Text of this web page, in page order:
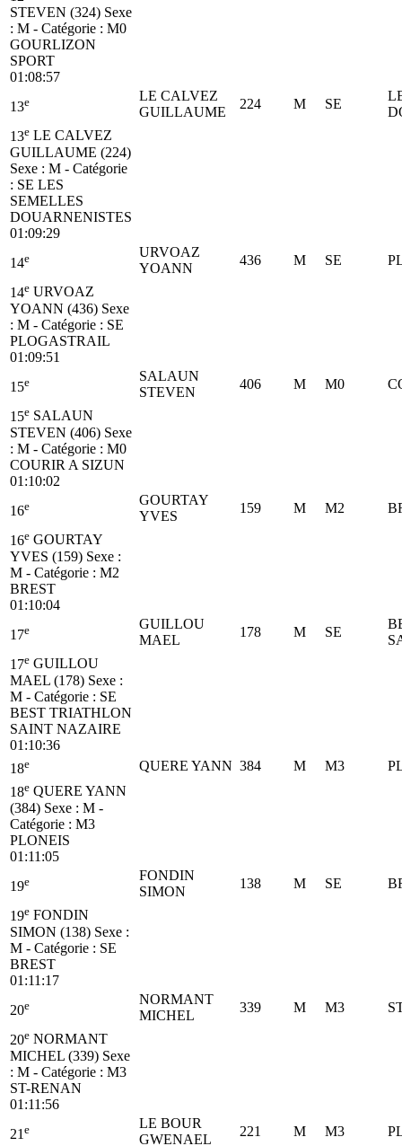
STEVEN (324) Sexe
: M - Catégorie : M0
GOURLIZON
SPORT
01:08:57
13e
LE CALVEZ
GUILLAUME
224 M SE
13e LE CALVEZ
GUILLAUME (224)
Sexe : M - Catégorie
: SE LES
SEMELLES
DOUARNENISTES
01:09:29
14e
URVOAZ
YOANN
436 M SE
14e URVOAZ
YOANN (436) Sexe
: M - Catégorie : SE
PLOGASTRAIL
01:09:51
15e
SALAUN
STEVEN
406 M M0
15e SALAUN
STEVEN (406) Sexe
: M - Catégorie : M0
COURIR A SIZUN
01:10:02
16e
GOURTAY
YVES
159 M M2
16e GOURTAY
YVES (159) Sexe :
M - Catégorie : M2
BREST
01:10:04
17e
GUILLOU
MAEL
178 M SE
17e GUILLOU
MAEL (178) Sexe :
M - Catégorie : SE
BEST TRIATHLON
SAINT NAZAIRE
01:10:36
18e QUERE YANN 384 M M3
18e QUERE YANN
(384) Sexe : M -
Catégorie : M3
PLONEIS
01:11:05
19e
FONDIN
SIMON
138 M SE
19e FONDIN
SIMON (138) Sexe :
M - Catégorie : SE
BREST
01:11:17
20e
NORMANT
MICHEL
339 M M3
20e NORMANT
MICHEL (339) Sexe
: M - Catégorie : M3
ST-RENAN
01:11:56
21 e
LE BOUR
GWENAEL
221 M M3